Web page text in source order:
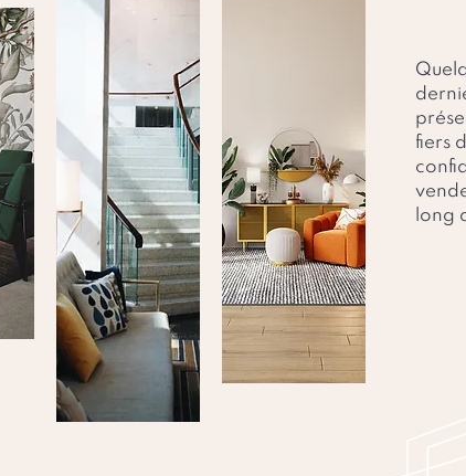
POURQUOI CHOISIR ASTRINE
L’estimation et les conseils avant,
Comment mettre en valeur votre
offrir une belle image
Les modes de diffusion : nos réseaux
fiers
long